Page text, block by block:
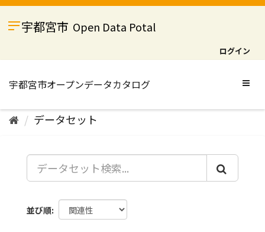
ス
宇都宮市 Open Data Potal
ログイン
データセット
並び順